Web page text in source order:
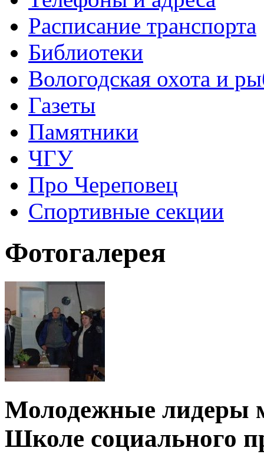
Расписание транспорта
Библиотеки
Вологодская охота и
Газеты
Памятники
ЧГУ
Про Череповец
Спортивные секции
Фотогалерея
Молодежные лидеры
Школе социального